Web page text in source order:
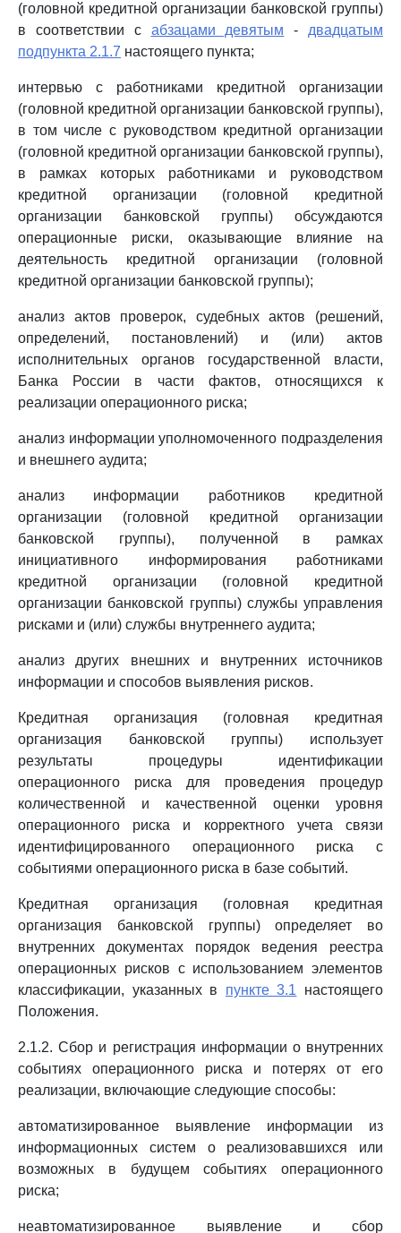
(головной кредитной организации банковской группы)
в соответствии с абзацами девятым - двадцатым
подпункта 2.1.7 настоящего пункта;
интервью с работниками кредитной организации
(головной кредитной организации банковской группы),
в том числе с руководством кредитной организации
(головной кредитной организации банковской группы),
в рамках которых работниками и руководством
кредитной организации (головной кредитной
организации банковской группы) обсуждаются
операционные риски, оказывающие влияние на
деятельность кредитной организации (головной
кредитной организации банковской группы);
анализ актов проверок, судебных актов (решений,
определений, постановлений) и (или) актов
исполнительных органов государственной власти,
Банка России в части фактов, относящихся к
реализации операционного риска;
анализ информации уполномоченного подразделения
и внешнего аудита;
анализ информации работников кредитной
организации (головной кредитной организации
банковской группы), полученной в рамках
инициативного информирования работниками
кредитной организации (головной кредитной
организации банковской группы) службы управления
рисками и (или) службы внутреннего аудита;
анализ других внешних и внутренних источников
информации и способов выявления рисков.
Кредитная организация (головная кредитная
организация банковской группы) использует
результаты процедуры идентификации
операционного риска для проведения процедур
количественной и качественной оценки уровня
операционного риска и корректного учета связи
идентифицированного операционного риска с
событиями операционного риска в базе событий.
Кредитная организация (головная кредитная
организация банковской группы) определяет во
внутренних документах порядок ведения реестра
операционных рисков с использованием элементов
классификации, указанных в пункте 3.1 настоящего
Положения.
2.1.2. Сбор и регистрация информации о внутренних
событиях операционного риска и потерях от его
реализации, включающие следующие способы:
автоматизированное выявление информации из
информационных систем о реализовавшихся или
возможных в будущем событиях операционного
риска;
неавтоматизированное выявление и сбор